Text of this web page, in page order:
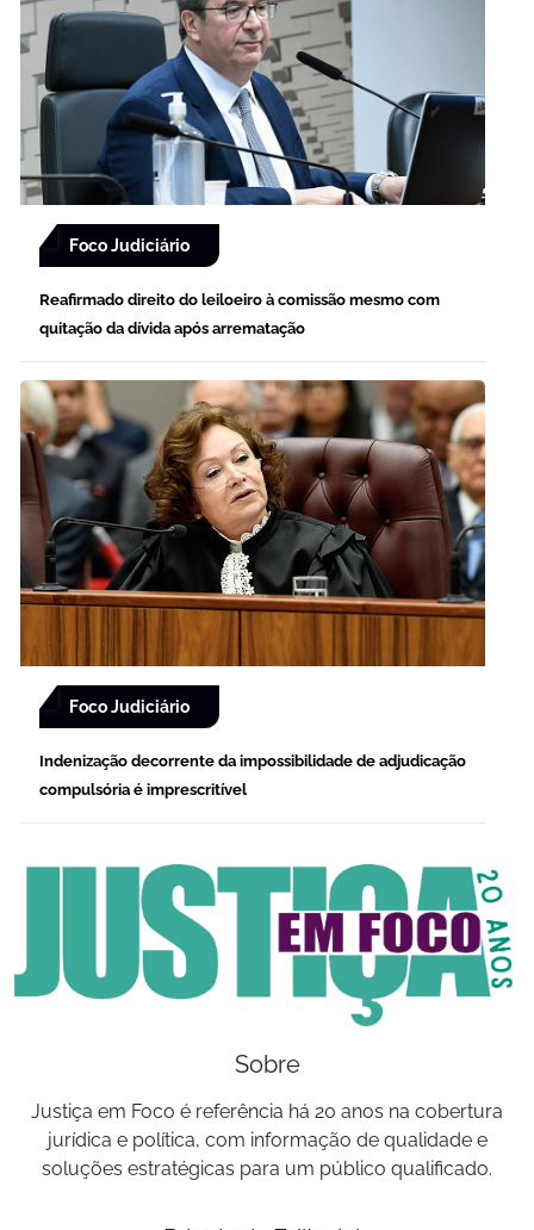
Foco Judiciário
Reafirmado direito do leiloeiro à comissão mesmo com
quitação da dívida após arrematação
Foco Judiciário
Indenização decorrente da impossibilidade de adjudicação
compulsória é imprescritível
Sobre
Justiça em Foco é referência há 20 anos na cobertura
jurídica e política, com informação de qualidade e
soluções estratégicas para um público qualificado.